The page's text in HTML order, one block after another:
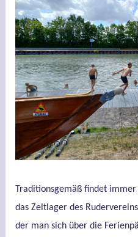
Traditionsgemäß findet
das Zeltlager des
der man sich über die